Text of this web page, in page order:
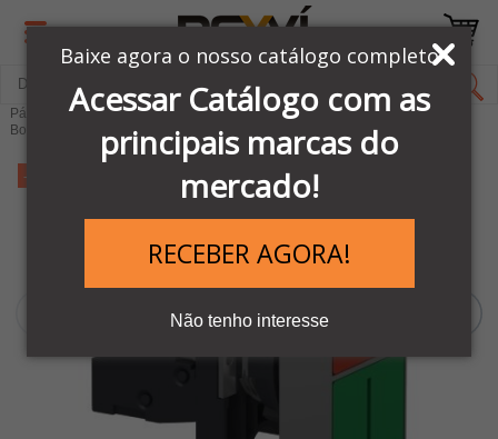
Baixe agora o nosso catálogo completo
Acessar Catálogo com as
principais marcas do
mercado!
RECEBER AGORA!
Não tenho interesse
Página Inicial
LINHA AUTOMAÇÃO SCHNEIDER
Botões e comandos Elétricos
Linha de Botões XA2
-22%